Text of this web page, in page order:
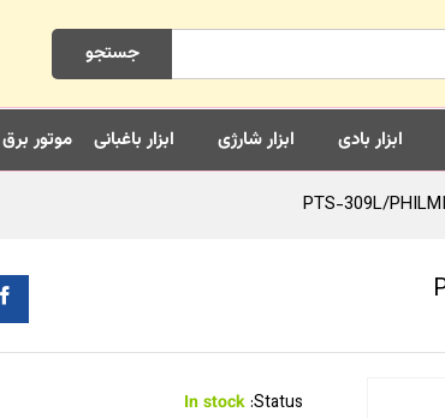
جستجو
ابزار بادی ابزار شارژی ابزار باغبانی موتور برق
Status:
In stock